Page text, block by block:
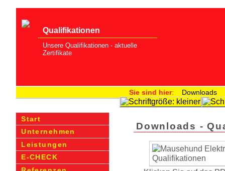
Qualifikationen
Unsere Qualifikationen - aktuelle
Zertifikate
Sie sind hier: Downloads
Downloads -
Start
Unternehmen
Leistungen
E-CHECK